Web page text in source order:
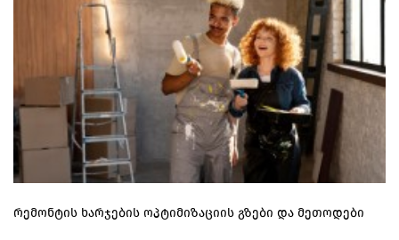
რემონტის ხარჯების ოპტიმიზაციის გზები და მეთოდები